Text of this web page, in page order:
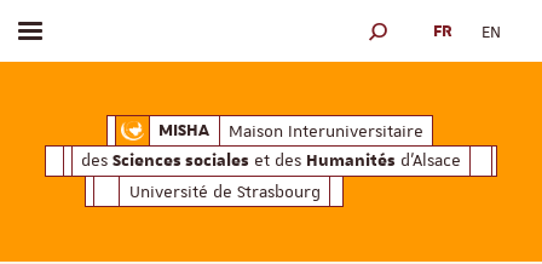
MISHAMaison Interuniversitaire des
Maison Interuniversitaire
des Sciences sociales et des Humanités d'Alsace
Université de Strasbourg
Afficher / masquer le menu MOTEUR DE
FR EN